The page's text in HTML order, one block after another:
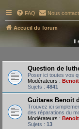
FAQ Nous
Accueil du forum
Il
Question de
Poser ici toutes vos
Modérateurs :
Sujets : 4841
Guitares Benoit
Trouvez ici
des réparations du
Modérateurs :
Sujets : 13